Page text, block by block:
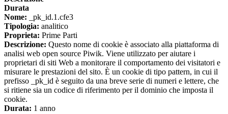
Durata
Nome: _pk_id.1.cfe3
Tipologia: analitico
Proprieta: Prime Parti
Descrizione: Questo nome di cookie è associato alla piattaforma di
analisi web open source Piwik. Viene utilizzato per aiutare i
proprietari di siti Web a monitorare il comportamento dei visitatori e
misurare le prestazioni del sito. È un cookie di tipo pattern, in cui il
prefisso _pk_id è seguito da una breve serie di numeri e lettere, che
si ritiene sia un codice di riferimento per il dominio che imposta il
cookie.
Durata: 1 anno